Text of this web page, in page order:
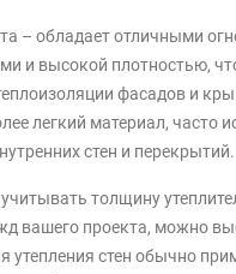
– обладает отличными
и высокой плотностью,
фасадов и
легкий материал, часто
стен и перекрытий.
толщину
вашего проекта, можно
утепления стен обычно